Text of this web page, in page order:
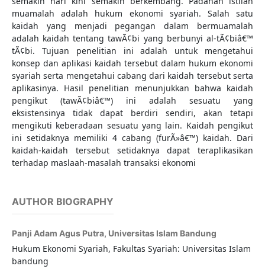
muamalah adalah hukum ekonomi syariah. Salah satu
kaidah yang menjadi pegangan dalam bermuamalah
adalah kaidah tentang tawÃ¢bi yang berbunyi al-tÃ¢biâ€™
tÃ¢bi. Tujuan penelitian ini adalah untuk mengetahui
konsep dan aplikasi kaidah tersebut dalam hukum ekonomi
syariah serta mengetahui cabang dari kaidah tersebut serta
aplikasinya. Hasil penelitian menunjukkan bahwa kaidah
pengikut (tawÃ¢biâ€™) ini adalah sesuatu yang
eksistensinya tidak dapat berdiri sendiri, akan tetapi
mengikuti keberadaan sesuatu yang lain. Kaidah pengikut
ini setidaknya memiliki 4 cabang (furÃ»â€™) kaidah. Dari
kaidah-kaidah tersebut setidaknya dapat teraplikasikan
terhadap maslaah-masalah transaksi ekonomi
AUTHOR BIOGRAPHY
Panji Adam Agus Putra, Universitas Islam Bandung
Hukum Ekonomi Syariah, Fakultas Syariah: Universitas Islam
bandung